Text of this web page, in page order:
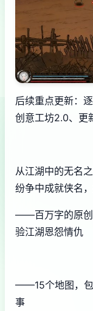
后续重点更新：
创意工坊2.0、更
从江湖中的无名
纷争中成就侠名
——百万字的原创
验江湖恩怨情仇
——15个地图，包
事